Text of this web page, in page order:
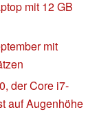
mit 12 GB
mit
der Core i7-
auf Augenhöhe